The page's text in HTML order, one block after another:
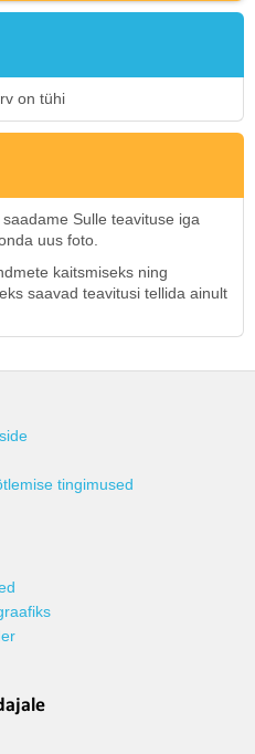
on tühi
Sulle teavituse iga
uus foto.
kaitsmiseks ning
saavad teavitusi tellida ainult
tingimused